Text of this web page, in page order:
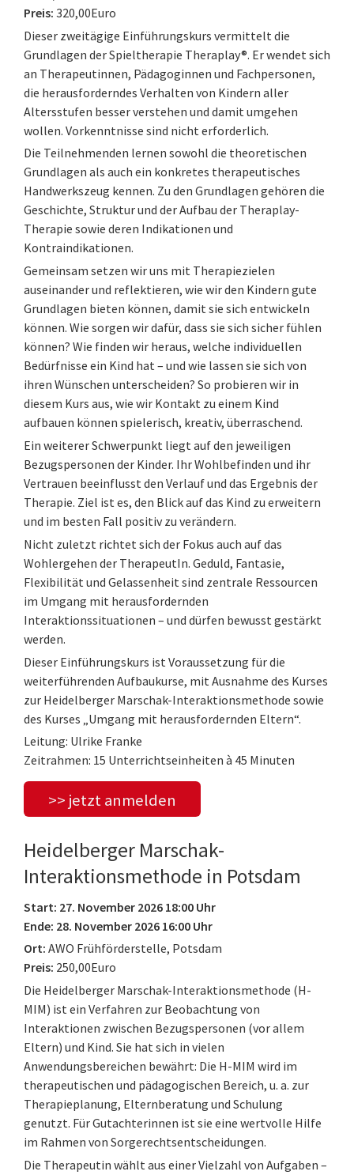
Preis: 320,00Euro
Dieser zweitägige Einführungskurs vermittelt die
Grundlagen der Spieltherapie Theraplay®. Er wendet sich
an Therapeutinnen, Pädagoginnen und Fachpersonen,
die herausforderndes Verhalten von Kindern aller
Altersstufen besser verstehen und damit umgehen
wollen. Vorkenntnisse sind nicht erforderlich.
Die Teilnehmenden lernen sowohl die theoretischen
Grundlagen als auch ein konkretes therapeutisches
Handwerkszeug kennen. Zu den Grundlagen gehören die
Geschichte, Struktur und der Aufbau der Theraplay-
Therapie sowie deren Indikationen und
Kontraindikationen.
Gemeinsam setzen wir uns mit Therapiezielen
auseinander und reflektieren, wie wir den Kindern gute
Grundlagen bieten können, damit sie sich entwickeln
können. Wie sorgen wir dafür, dass sie sich sicher fühlen
können? Wie finden wir heraus, welche individuellen
Bedürfnisse ein Kind hat – und wie lassen sie sich von
ihren Wünschen unterscheiden? So probieren wir in
diesem Kurs aus, wie wir Kontakt zu einem Kind
aufbauen können spielerisch, kreativ, überraschend.
Ein weiterer Schwerpunkt liegt auf den jeweiligen
Bezugspersonen der Kinder. Ihr Wohlbefinden und ihr
Vertrauen beeinflusst den Verlauf und das Ergebnis der
Therapie. Ziel ist es, den Blick auf das Kind zu erweitern
und im besten Fall positiv zu verändern.
Nicht zuletzt richtet sich der Fokus auch auf das
Wohlergehen der TherapeutIn. Geduld, Fantasie,
Flexibilität und Gelassenheit sind zentrale Ressourcen
im Umgang mit herausfordernden
Interaktionssituationen – und dürfen bewusst gestärkt
werden.
Dieser Einführungskurs ist Voraussetzung für die
weiterführenden Aufbaukurse, mit Ausnahme des Kurses
zur Heidelberger Marschak-Interaktionsmethode sowie
des Kurses „Umgang mit herausfordernden Eltern“.
Leitung: Ulrike Franke
Zeitrahmen: 15 Unterrichtseinheiten à 45 Minuten
>> jetzt anmelden
Heidelberger Marschak-
Interaktionsmethode in Potsdam
Start: 27. November 2026 18:00 Uhr
Ende: 28. November 2026 16:00 Uhr
Ort: AWO Frühförderstelle, Potsdam
Preis: 250,00Euro
Die Heidelberger Marschak-Interaktionsmethode (H-
MIM) ist ein Verfahren zur Beobachtung von
Interaktionen zwischen Bezugspersonen (vor allem
Eltern) und Kind. Sie hat sich in vielen
Anwendungsbereichen bewährt: Die H-MIM wird im
therapeutischen und pädagogischen Bereich, u. a. zur
Therapieplanung, Elternberatung und Schulung
genutzt. Für Gutachterinnen ist sie eine wertvolle Hilfe
im Rahmen von Sorgerechtsentscheidungen.
Die Therapeutin wählt aus einer Vielzahl von Aufgaben –